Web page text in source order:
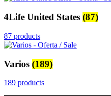
4Life United States (87)
87 products
Varios (189)
189 products